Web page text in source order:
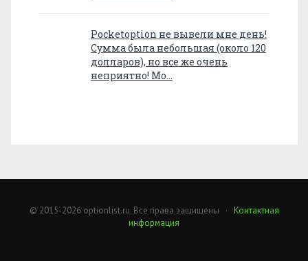
Pocketoption не вывели мне день!
Сумма была небольшая (около 120
долларов), но все же очень
неприятно! Мо…
© 2015-2026 optionlist.ru. Все права защищены · Контактная
информация